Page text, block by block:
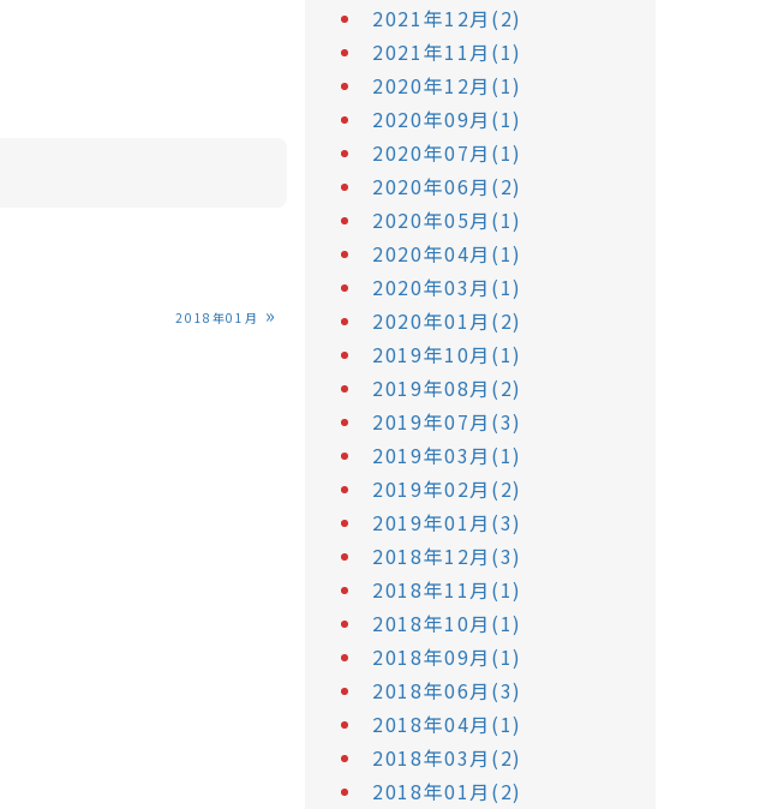
2018年01月 »
2021年12月(2)
2021年11月(1)
2020年12月(1)
2020年09月(1)
2020年07月(1)
2020年06月(2)
2020年05月(1)
2020年04月(1)
2020年03月(1)
2020年01月(2)
2019年10月(1)
2019年08月(2)
2019年07月(3)
2019年03月(1)
2019年02月(2)
2019年01月(3)
2018年12月(3)
2018年11月(1)
2018年10月(1)
2018年09月(1)
2018年06月(3)
2018年04月(1)
2018年03月(2)
2018年01月(2)